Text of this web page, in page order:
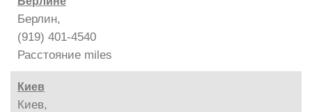
Берлин,
(919) 401-4540
Расстояние miles
Киев
Киев,